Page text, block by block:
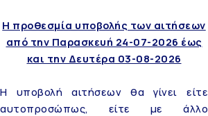
Η προθεσμία υποβολής των αιτήσεων
από την Παρασκευή 24-07-2026 έως
και την Δευτέρα 03-08-2026
Η υποβολή αιτήσεων θα γίνει είτε
αυτοπροσώπως, είτε με άλλο